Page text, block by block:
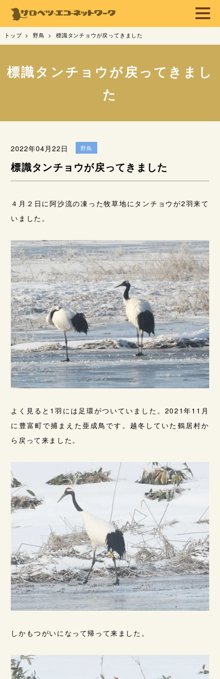
トップ 野鳥 標識タンチョウが戻ってきました
標識タンチョウが戻ってきまし
た
2022年04月22日 野鳥
標識タンチョウが戻ってきました
４月２日に阿沙流の凍った牧草地にタンチョウが2羽来て
いました。
よく見ると1羽には足環がついていました。2021年11月
に豊富町で捕まえた亜成鳥です。越冬していた鶴居村か
ら戻って来ました。
しかもつがいになって帰って来ました。